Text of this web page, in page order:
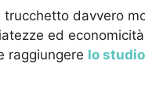
trucchetto davvero
ed
raggiungere lo